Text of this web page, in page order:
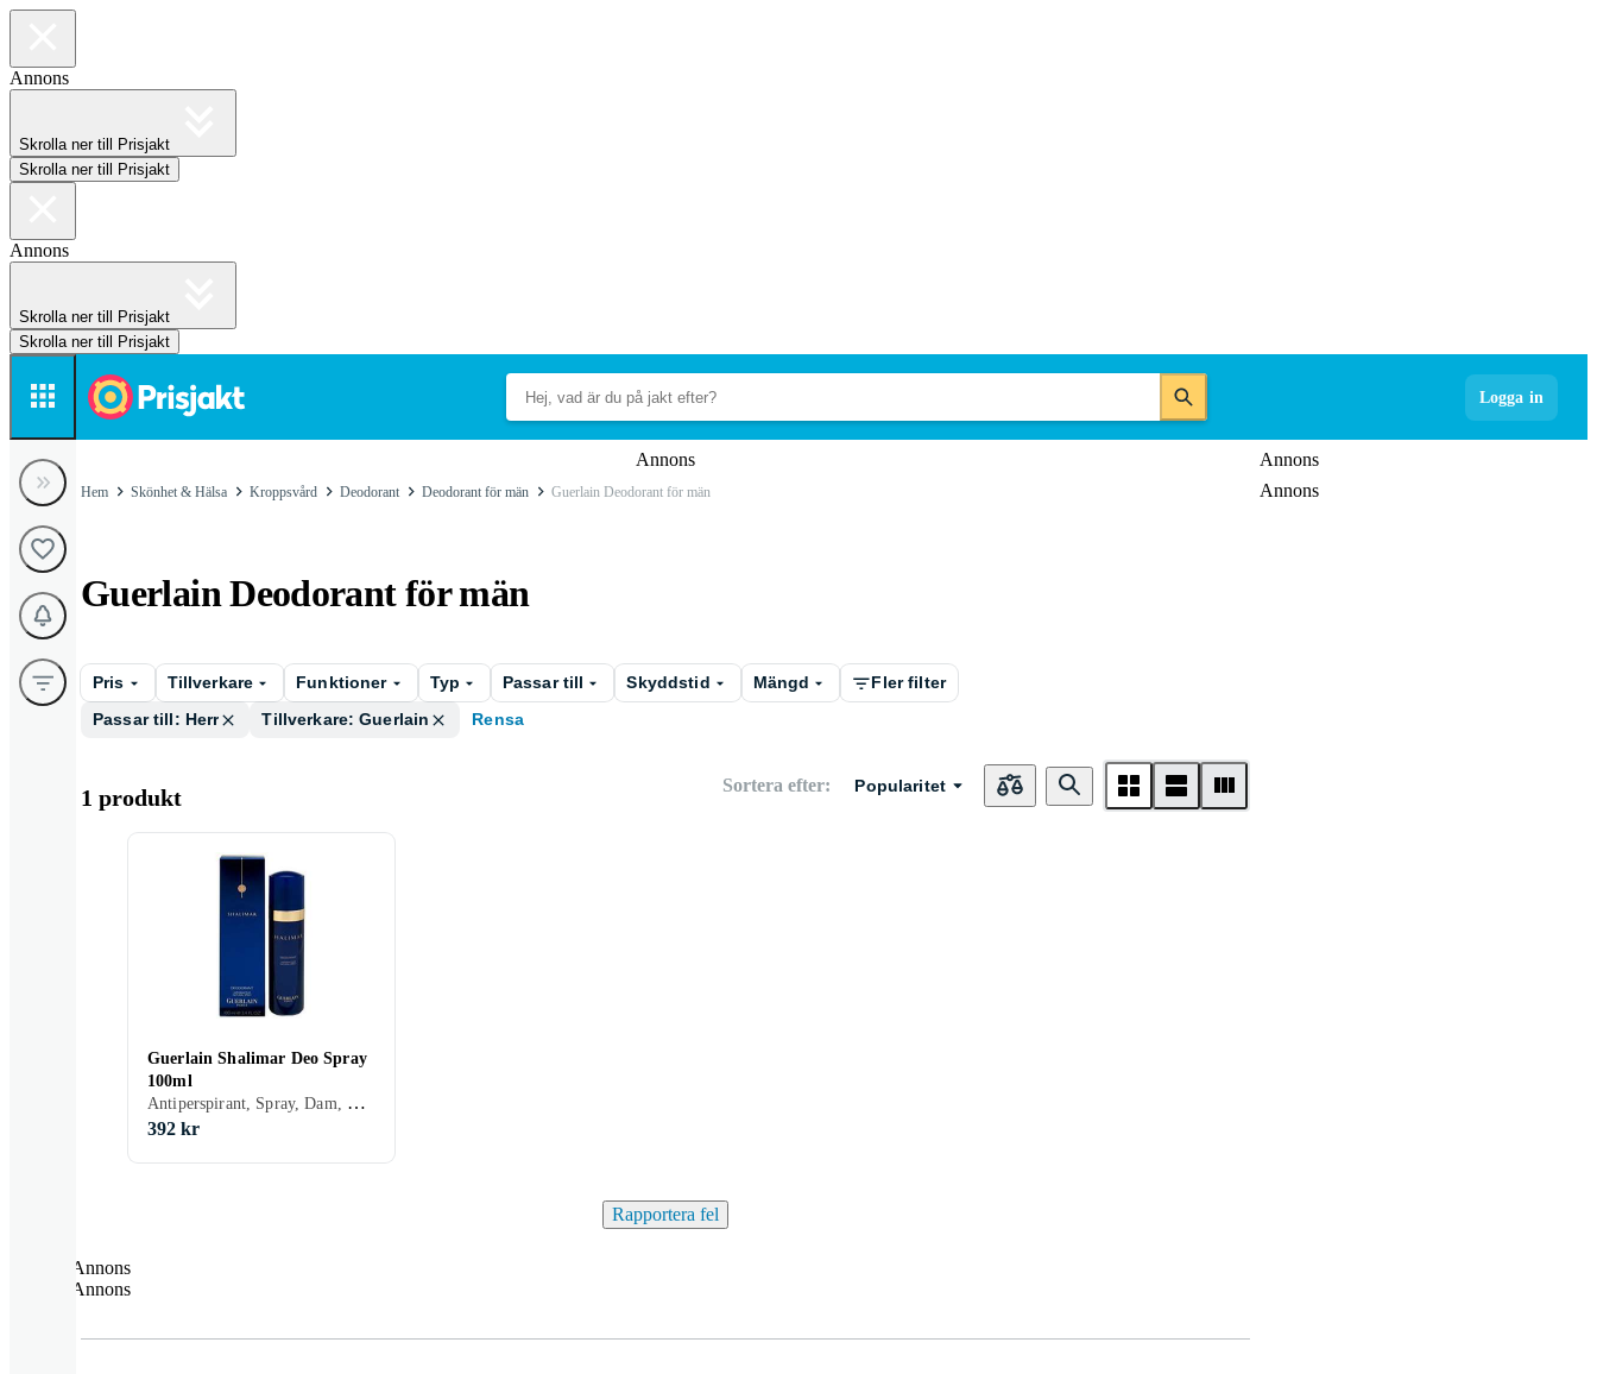
Annons
Skrolla ner till Prisjakt
Skrolla ner till Prisjakt
Annons
Skrolla ner till Prisjakt
Skrolla ner till Prisjakt
Logga in
Annons
Annons
Annons
Hem Skönhet & Hälsa Kroppsvård Deodorant Deodorant för män Guerlain Deodorant för män
Guerlain Deodorant för män
Pris Tillverkare Funktioner Typ Passar till Skyddstid Mängd
Fler filter
Passar till: Herr
Tillverkare: Guerlain Rensa
1 produkt Sortera efter: Popularitet
Guerlain Shalimar Deo Spray
100ml
Antiperspirant, Spray, Dam, Herr, 100 ml
392 kr
Rapportera fel
Annons
Annons